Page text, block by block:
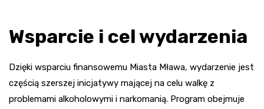
Wsparcie i cel wydarzenia
Dzięki wsparciu finansowemu Miasta Mława, wydarzenie jest
częścią szerszej inicjatywy mającej na celu walkę z
problemami alkoholowymi i narkomanią. Program obejmuje